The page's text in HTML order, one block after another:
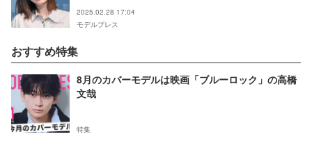
2025.02.28 17:04
モデルプレス
おすすめ特集
8月のカバーモデルは映画「ブルーロック」の高橋
文哉
特集